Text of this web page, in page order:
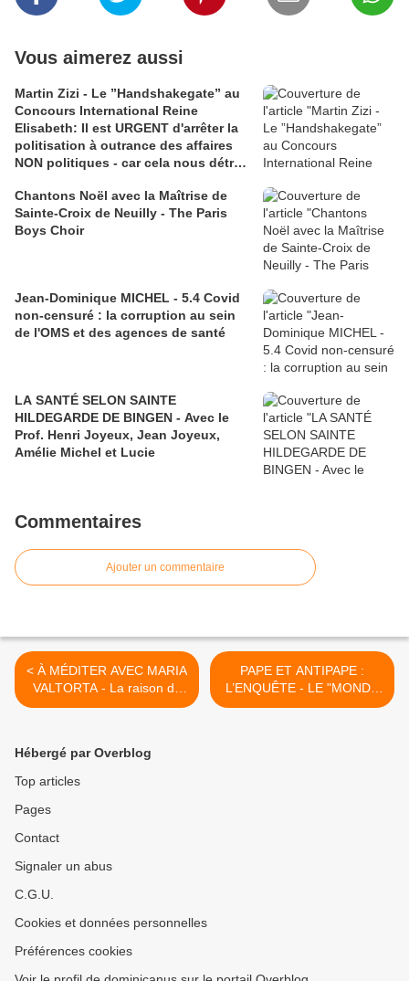
Vous aimerez aussi
Martin Zizi - Le ”Handshakegate” au
Concours International Reine
Elisabeth: Il est URGENT d'arrêter la
politisation à outrance des affaires
NON politiques - car cela nous détruit
Chantons Noël avec la Maîtrise de
Sainte-Croix de Neuilly - The Paris
Boys Choir
Jean-Dominique MICHEL - 5.4 Covid
non-censuré : la corruption au sein
de l'OMS et des agences de santé
LA SANTÉ SELON SAINTE
HILDEGARDE DE BINGEN - Avec le
Prof. Henri Joyeux, Jean Joyeux,
Amélie Michel et Lucie
Commentaires
Ajouter un commentaire
< À MÉDITER AVEC MARIA
VALTORTA - La raison du
mutisme de Zacharie... et
PAPE ET ANTIPAPE :
L’ENQUÊTE - LE "MONDE
NOUVEAU" PAR BENOÎT
Hébergé par Overblog
Top articles
Pages
Contact
Signaler un abus
C.G.U.
Cookies et données personnelles
Préférences cookies